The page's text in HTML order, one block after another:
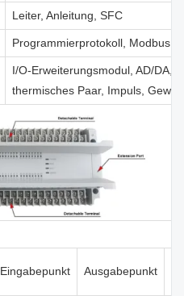
Leiter, Anleitung, SFC
Programmierprotokoll, Modbus,
I/O-Erweiterungsmodul, AD/DA,
thermisches Paar, Impuls,
Eingabepunkt Ausgabepunkt